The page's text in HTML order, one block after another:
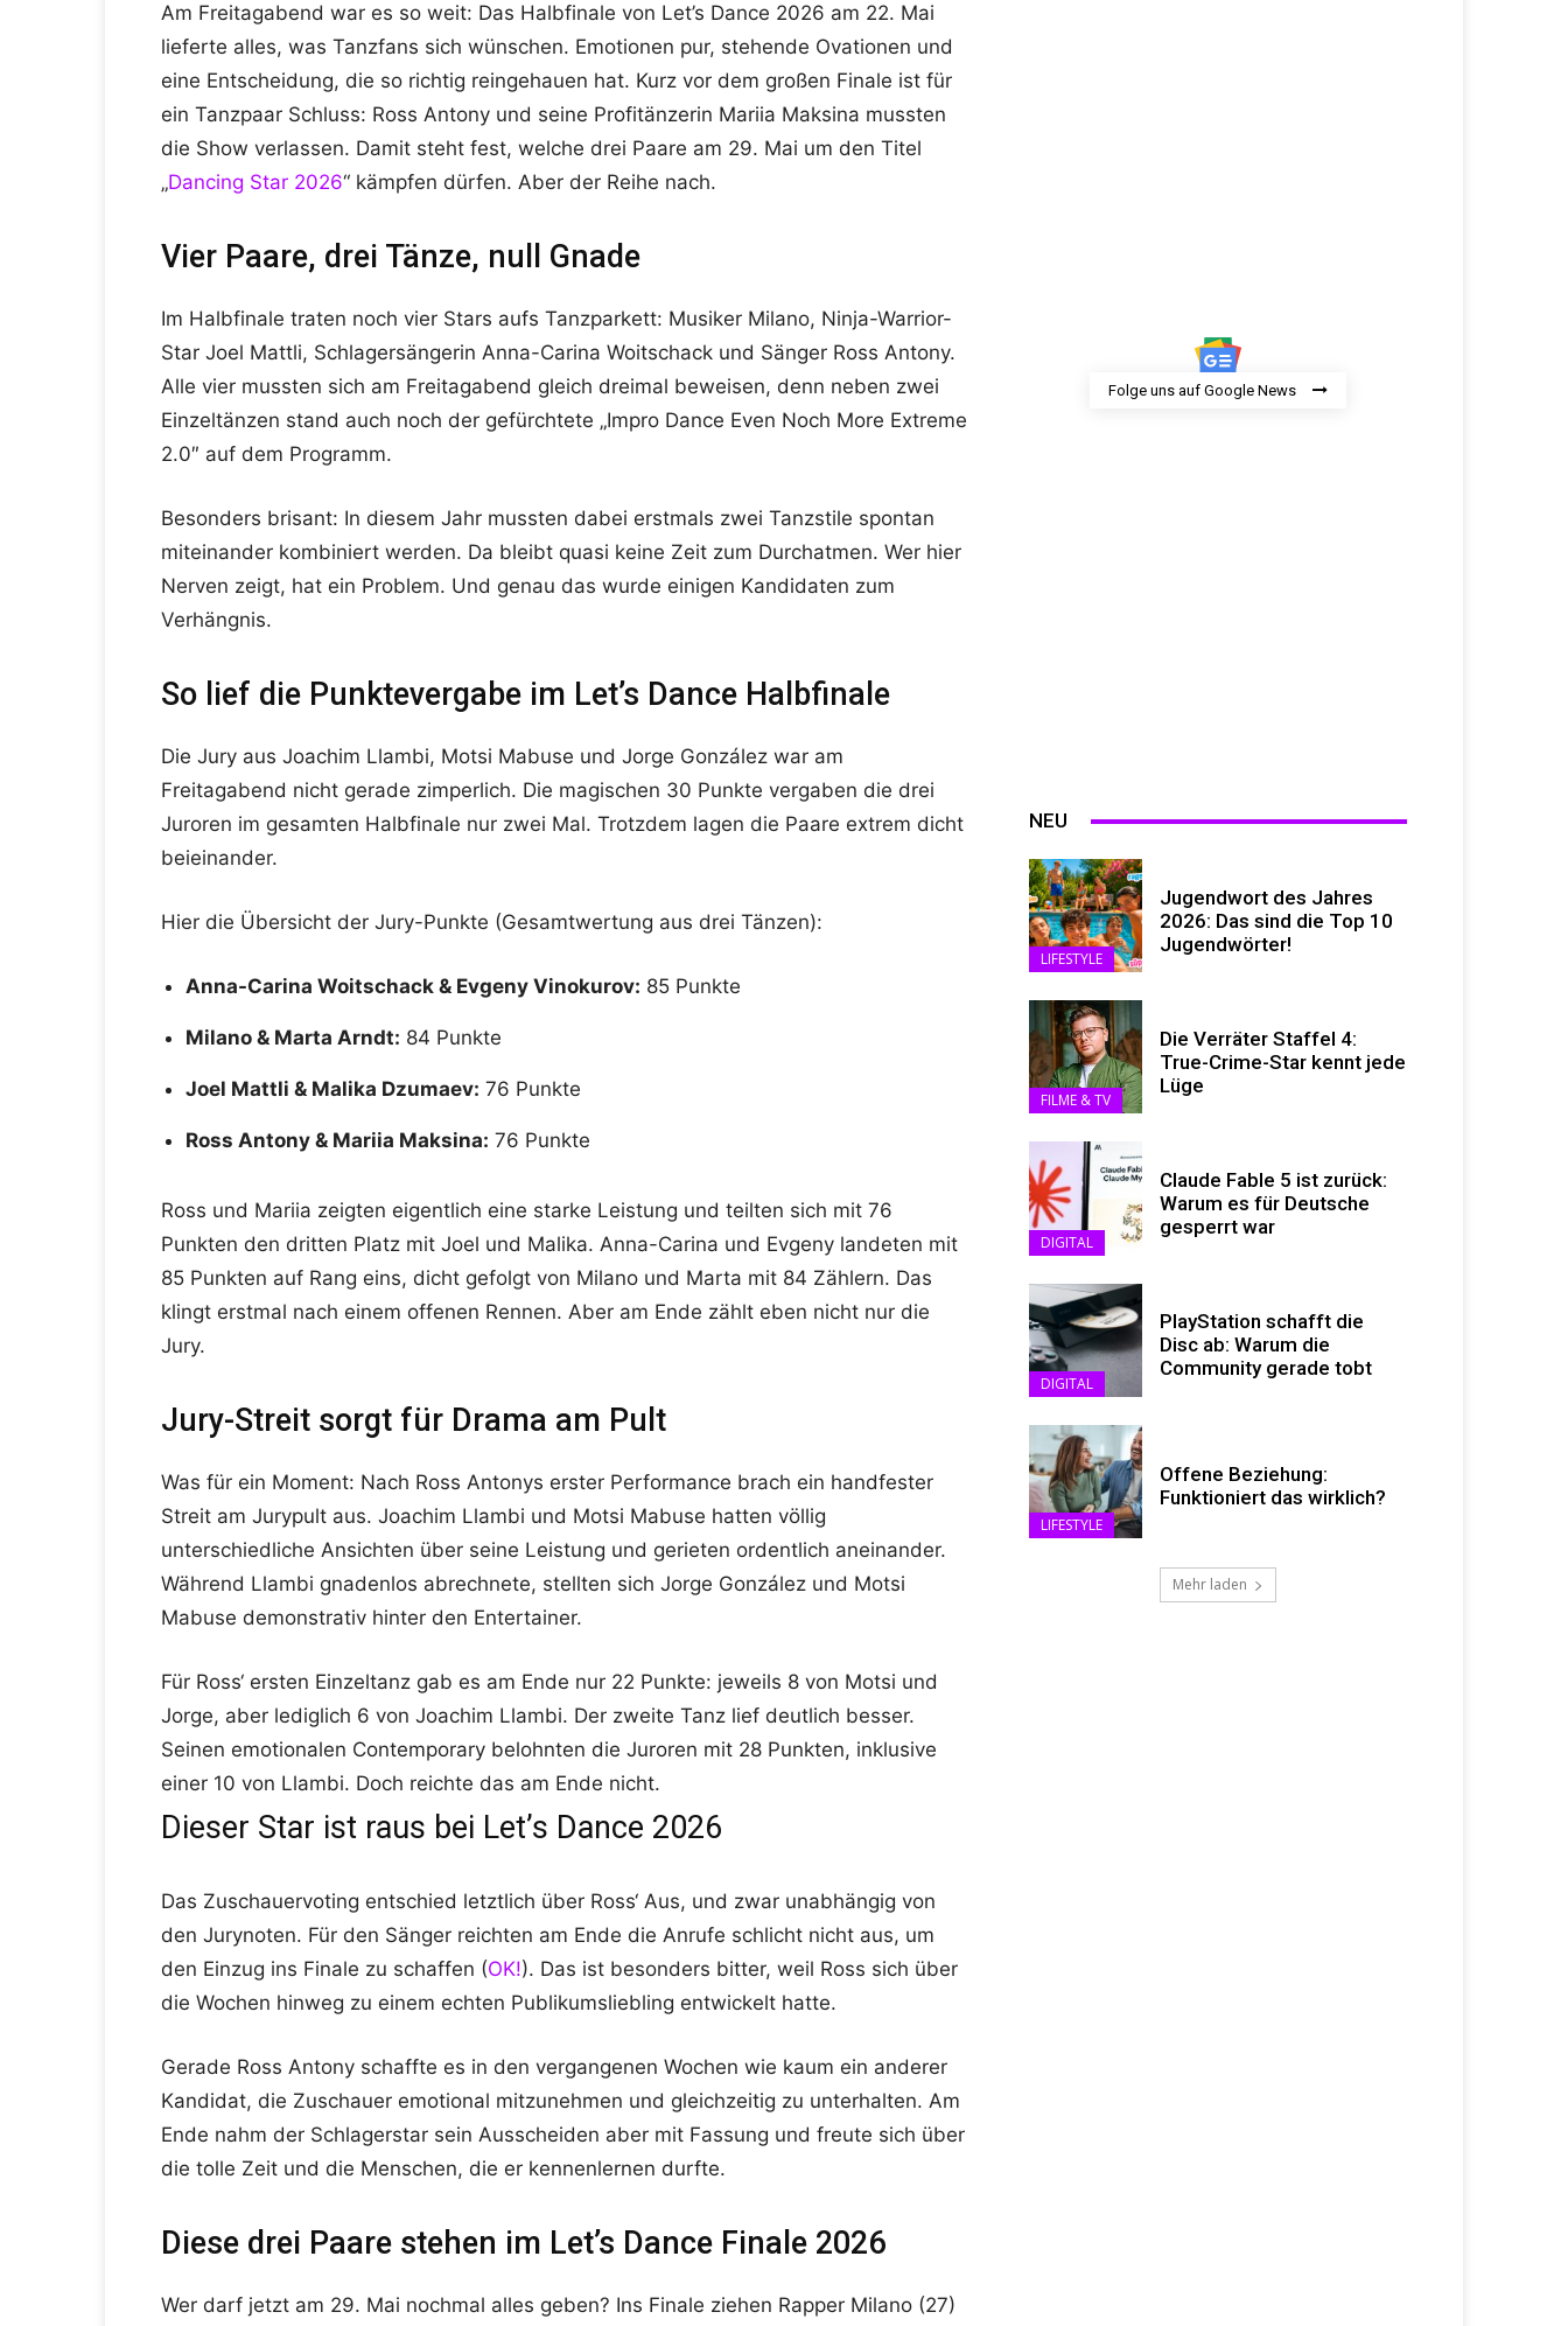
Am Freitagabend war es so weit: Das Halbfinale von Let’s Dance 2026 am 22. Mai
lieferte alles, was Tanzfans sich wünschen. Emotionen pur, stehende Ovationen und
eine Entscheidung, die so richtig reingehauen hat. Kurz vor dem großen Finale ist für
ein Tanzpaar Schluss: Ross Antony und seine Profitänzerin Mariia Maksina mussten
die Show verlassen. Damit steht fest, welche drei Paare am 29. Mai um den Titel
„Dancing Star 2026“ kämpfen dürfen. Aber der Reihe nach.
Vier Paare, drei Tänze, null Gnade
Im Halbfinale traten noch vier Stars aufs Tanzparkett: Musiker Milano, Ninja-Warrior-
Star Joel Mattli, Schlagersängerin Anna-Carina Woitschack und Sänger Ross Antony.
Alle vier mussten sich am Freitagabend gleich dreimal beweisen, denn neben zwei
Einzeltänzen stand auch noch der gefürchtete „Impro Dance Even Noch More Extreme
2.0″ auf dem Programm.
Besonders brisant: In diesem Jahr mussten dabei erstmals zwei Tanzstile spontan
miteinander kombiniert werden. Da bleibt quasi keine Zeit zum Durchatmen. Wer hier
Nerven zeigt, hat ein Problem. Und genau das wurde einigen Kandidaten zum
Verhängnis.
So lief die Punktevergabe im Let’s Dance Halbfinale
Die Jury aus Joachim Llambi, Motsi Mabuse und Jorge González war am
Freitagabend nicht gerade zimperlich. Die magischen 30 Punkte vergaben die drei
Juroren im gesamten Halbfinale nur zwei Mal. Trotzdem lagen die Paare extrem dicht
beieinander.
Hier die Übersicht der Jury-Punkte (Gesamtwertung aus drei Tänzen):
Anna-Carina Woitschack & Evgeny Vinokurov: 85 Punkte
Milano & Marta Arndt: 84 Punkte
Joel Mattli & Malika Dzumaev: 76 Punkte
Ross Antony & Mariia Maksina: 76 Punkte
Ross und Mariia zeigten eigentlich eine starke Leistung und teilten sich mit 76
Punkten den dritten Platz mit Joel und Malika. Anna-Carina und Evgeny landeten mit
85 Punkten auf Rang eins, dicht gefolgt von Milano und Marta mit 84 Zählern. Das
klingt erstmal nach einem offenen Rennen. Aber am Ende zählt eben nicht nur die
Jury.
Jury-Streit sorgt für Drama am Pult
Was für ein Moment: Nach Ross Antonys erster Performance brach ein handfester
Streit am Jurypult aus. Joachim Llambi und Motsi Mabuse hatten völlig
unterschiedliche Ansichten über seine Leistung und gerieten ordentlich aneinander.
Während Llambi gnadenlos abrechnete, stellten sich Jorge González und Motsi
Mabuse demonstrativ hinter den Entertainer.
Für Ross‘ ersten Einzeltanz gab es am Ende nur 22 Punkte: jeweils 8 von Motsi und
Jorge, aber lediglich 6 von Joachim Llambi. Der zweite Tanz lief deutlich besser.
Seinen emotionalen Contemporary belohnten die Juroren mit 28 Punkten, inklusive
einer 10 von Llambi. Doch reichte das am Ende nicht.
Dieser Star ist raus bei Let’s Dance 2026
Das Zuschauervoting entschied letztlich über Ross‘ Aus, und zwar unabhängig von
den Jurynoten. Für den Sänger reichten am Ende die Anrufe schlicht nicht aus, um
den Einzug ins Finale zu schaffen (OK!). Das ist besonders bitter, weil Ross sich über
die Wochen hinweg zu einem echten Publikumsliebling entwickelt hatte.
Gerade Ross Antony schaffte es in den vergangenen Wochen wie kaum ein anderer
Kandidat, die Zuschauer emotional mitzunehmen und gleichzeitig zu unterhalten. Am
Ende nahm der Schlagerstar sein Ausscheiden aber mit Fassung und freute sich über
die tolle Zeit und die Menschen, die er kennenlernen durfte.
Diese drei Paare stehen im Let’s Dance Finale 2026
Wer darf jetzt am 29. Mai nochmal alles geben? Ins Finale ziehen Rapper Milano (27)
Folge uns auf Google News
NEU
LIFESTYLE
Jugendwort des Jahres
2026: Das sind die Top 10
Jugendwörter!
FILME & TV
Die Verräter Staffel 4:
True-Crime-Star kennt jede
Lüge
DIGITAL
Claude Fable 5 ist zurück:
Warum es für Deutsche
gesperrt war
DIGITAL
PlayStation schafft die
Disc ab: Warum die
Community gerade tobt
LIFESTYLE
Offene Beziehung:
Funktioniert das wirklich?
Mehr laden